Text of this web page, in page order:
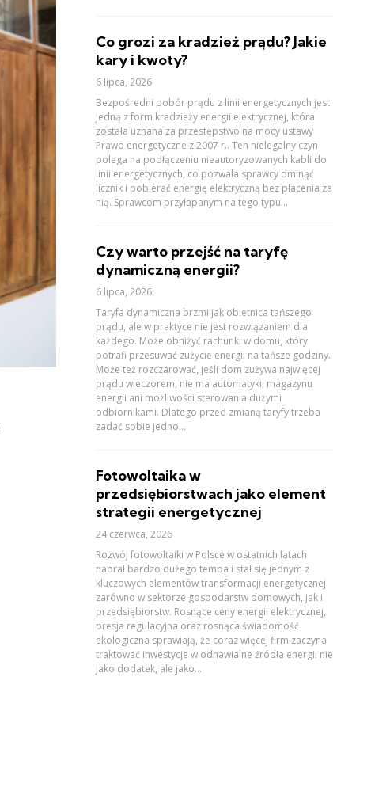
Co grozi za kradzież prądu? Jakie
kary i kwoty?
6 lipca, 2026
Bezpośredni pobór prądu z linii energetycznych jest
jedną z form kradzieży energii elektrycznej, która
została uznana za przestępstwo na mocy ustawy
Prawo energetyczne z 2007 r.. Ten nielegalny czyn
polega na podłączeniu nieautoryzowanych kabli do
linii energetycznych, co pozwala sprawcy ominąć
licznik i pobierać energię elektryczną bez płacenia za
nią. Sprawcom przyłapanym na tego typu...
Czy warto przejść na taryfę
dynamiczną energii?
6 lipca, 2026
Taryfa dynamiczna brzmi jak obietnica tańszego
prądu, ale w praktyce nie jest rozwiązaniem dla
każdego. Może obniżyć rachunki w domu, który
potrafi przesuwać zużycie energii na tańsze godziny.
Może też rozczarować, jeśli dom zużywa najwięcej
prądu wieczorem, nie ma automatyki, magazynu
energii ani możliwości sterowania dużymi
odbiornikami. Dlatego przed zmianą taryfy trzeba
zadać sobie jedno...
Fotowoltaika w
przedsiębiorstwach jako element
strategii energetycznej
24 czerwca, 2026
Rozwój fotowoltaiki w Polsce w ostatnich latach
nabrał bardzo dużego tempa i stał się jednym z
kluczowych elementów transformacji energetycznej
zarówno w sektorze gospodarstw domowych, jak i
przedsiębiorstw. Rosnące ceny energii elektrycznej,
presja regulacyjna oraz rosnąca świadomość
ekologiczna sprawiają, że coraz więcej firm zaczyna
traktować inwestycje w odnawialne źródła energii nie
jako dodatek, ale jako...